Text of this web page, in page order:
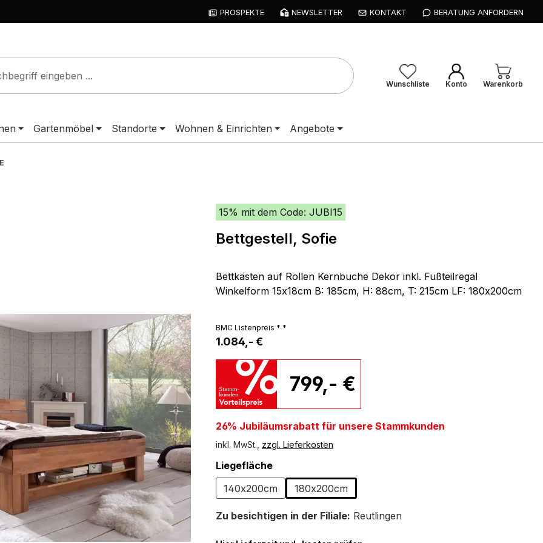
PROSPEKTE NEWSLETTER KONTAKT BERATUNG ANFORDERN
Wunschliste Konto Warenkorb
Gartenmöbel Standorte Wohnen & Einrichten Angebote
15% mit dem Code: JUBI15
Bettgestell, Sofie
Bettkästen auf Rollen Kernbuche Dekor inkl. Fußteilregal
Winkelform 15x18cm B: 185cm, H: 88cm, T: 215cm LF: 180x200cm
BMC Listenpreis * *
1.084,- €
799,- €
26% Jubiläumsrabatt für unsere Stammkunden
inkl. MwSt., zzgl. Lieferkosten
Liegeflächeauswählen
140x200cm
180x200cm
Zu besichtigen in der Filiale: Reutlingen